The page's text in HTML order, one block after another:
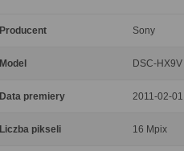
Producent Sony
Model DSC-HX9V
Data premiery 2011-02-01
Liczba pikseli 16 Mpix